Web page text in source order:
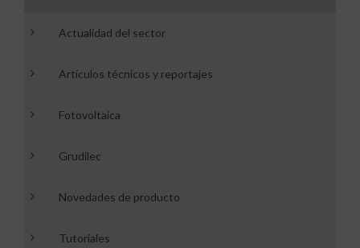
Actualidad del sector
Artículos técnicos y reportajes
Fotovoltaica
Grudilec
Novedades de producto
Tutoriales